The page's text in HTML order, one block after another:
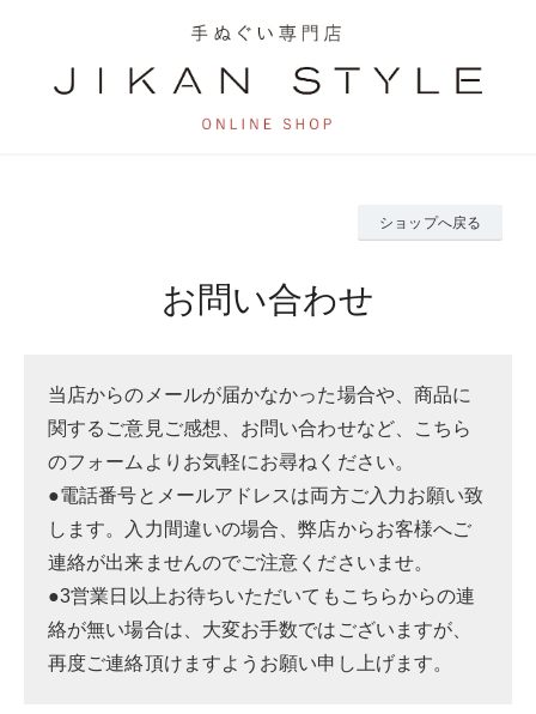
ショップへ戻る
お問い合わせ
当店からのメールが届かなかった場合や、商品に
関するご意見ご感想、お問い合わせなど、こちら
のフォームよりお気軽にお尋ねください。
●電話番号とメールアドレスは両方ご入力お願い致
します。入力間違いの場合、弊店からお客様へご
連絡が出来ませんのでご注意くださいませ。
●3営業日以上お待ちいただいてもこちらからの連
絡が無い場合は、大変お手数ではございますが、
再度ご連絡頂けますようお願い申し上げます。